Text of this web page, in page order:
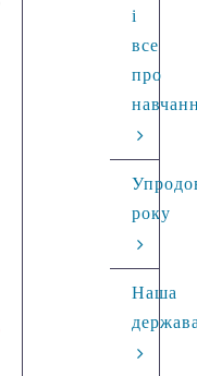
особливий
Захоплення
бувають
Що
улюбленого
проведення
часу, тоді у
і
все
про
року
Наша